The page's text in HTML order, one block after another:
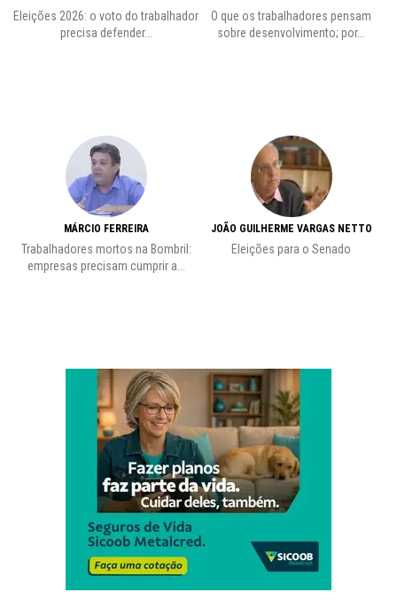
Eleições 2026: o voto do trabalhador
precisa defender...
MÁRCIO FERREIRA
Trabalhadores mortos na Bombril:
empresas precisam cumprir a...
O que os trabalhadores pensam
sobre desenvolvimento; por...
JOÃO GUILHERME VARGAS NETTO
Eleições para o Senado